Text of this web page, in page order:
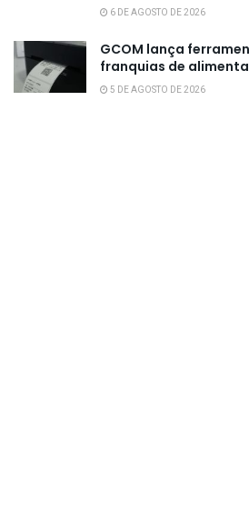
6 DE AGOSTO DE 2026
GCOM lança
franquias de
5 DE AGOSTO DE 2026